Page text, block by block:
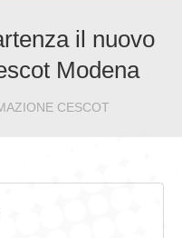
il nuovo
Modena
CESCOT